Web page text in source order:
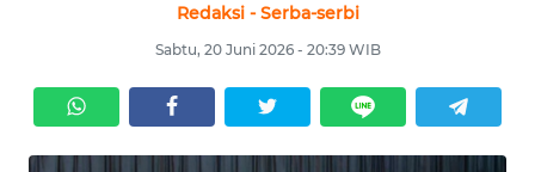
Redaksi - Serba-serbi
Sabtu, 20 Juni 2026 - 20:39 WIB
SERBA-
SERBI